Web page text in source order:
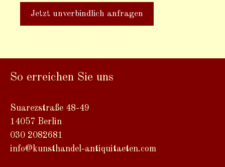
l
e
n
a
t
i
So erreichen Sie uns
Suarezstraße 48-49
14057 Berlin
030 2082681
info@kunsthandel-antiquitaeten.com